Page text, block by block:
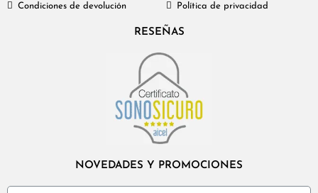
Condiciones de devolución
Política de privacidad
RESEÑAS
NOVEDADES Y PROMOCIONES